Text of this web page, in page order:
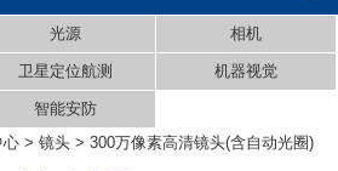
光源 相机
卫星定位航测 机器视觉
智能安防
心 > 镜头 > 300万像素高清镜头(含自动光圈)